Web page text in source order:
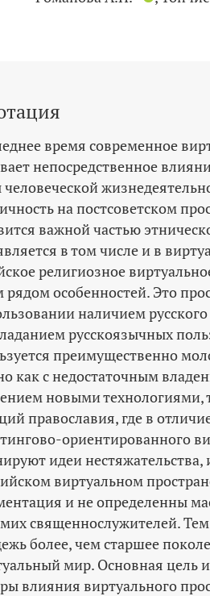
время современное
непосредственное
на постсоветском
важной частью
в том числе и в
религиозное
особенностей. Это
наличием
русскоязычных
преимущественно
как с недостаточным
новыми технологиями,
православия, где в
­ориентированного
идеи
виртуальном
и не определенны
священнослужителей.
более, чем старшее
мир. Основная цель
влияния виртуального